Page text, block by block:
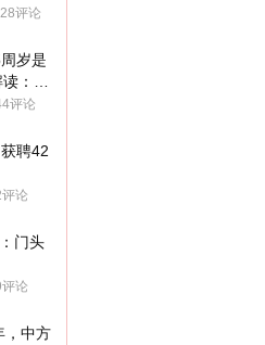
28评论
岁是
：很
刑评论
聘42
论
门头
论
，中方